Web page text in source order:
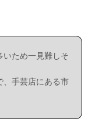
いため一見難しそ
、手芸店にある市